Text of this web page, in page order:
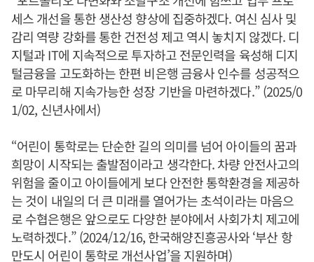
세스 개선을 통한 생산성 향상에 집중하겠다. 여신 심사 및
감리 역량 강화를 통한 건전성 제고 역시 놓치지 않겠다. 디
지털과 IT에 지속적으로 투자하고 전문인력을 육성해 디지
털금융을 고도화하는 한편 비은행 금융사 인수를 성공적으
로 마무리해 지속가능한 성장 기반을 마련하겠다.” (2025/0
1/02, 신년사에서)
“어린이 통학로는 단순한 길의 의미를 넘어 아이들의 꿈과
희망이 시작되는 출발점이라고 생각한다. 차량 안전사고의
위험을 줄이고 아이들에게 보다 안전한 통학환경을 제공하
는 것이 내일의 더 큰 미래를 열어가는 초석이라는 마음으
로 수협은행은 앞으로도 다양한 분야에서 사회가치 제고에
노력하겠다.” (2024/12/16, 한국해양진흥공사와 ‘부산 항
만도시 어린이 통학로 개선사업’을 지원하며)